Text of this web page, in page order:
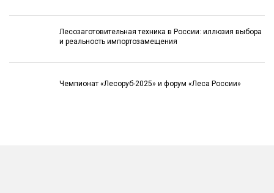
Лесозаготовительная техника в России: иллюзия выбора
и реальность импортозамещения
Чемпионат «Лесоруб-2025» и форум «Леса России»